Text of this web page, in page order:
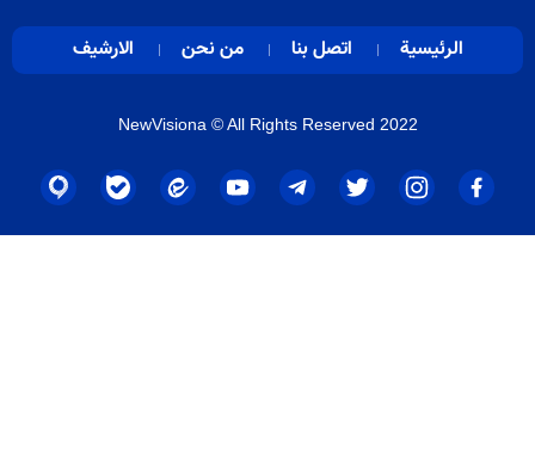
الرئيسية اتصل بنا من نحن الارشيف
NewVisiona © All Rights Reserved 2022